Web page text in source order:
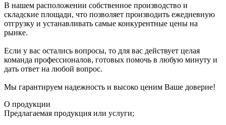
В нашем расположении собственное производство и
складские площади, что позволяет производить ежедневную
отгрузку и устанавливать самые конкурентные цены на
рынке.
Если у вас остались вопросы, то для вас действует целая
команда профессионалов, готовых помочь в любую минуту и
дать ответ на любой вопрос.
Мы гарантируем надежность и высоко ценим Ваше доверие!
О продукции
Предлагаемая продукция или услуги;